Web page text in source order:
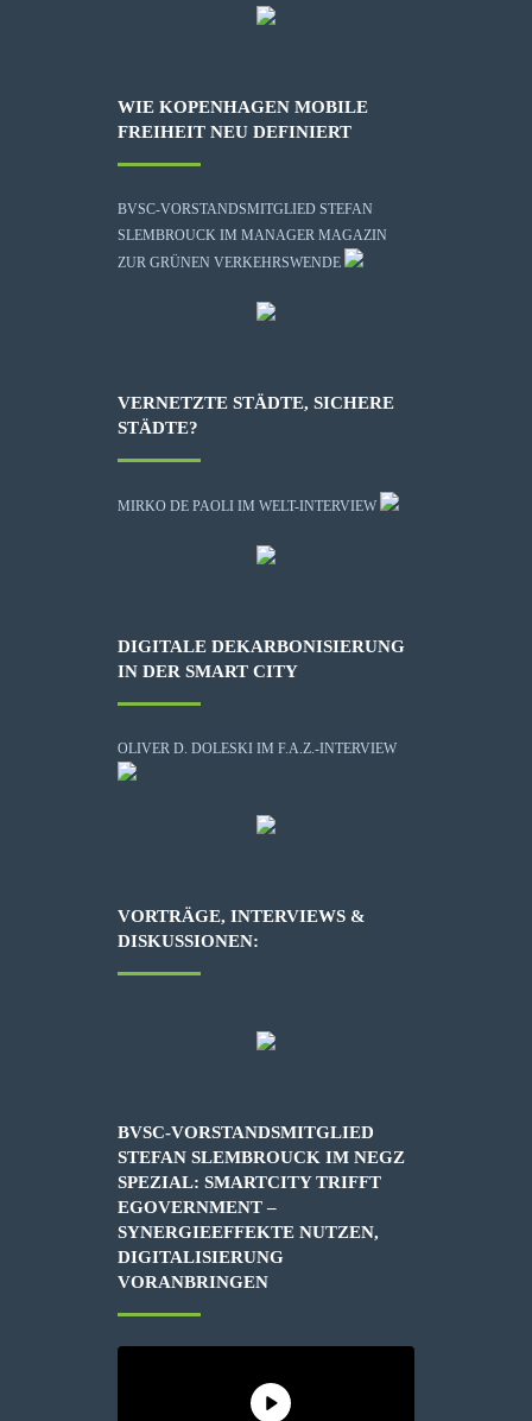
WIE KOPENHAGEN MOBILE
FREIHEIT NEU DEFINIERT
BVSC-VORSTANDSMITGLIED STEFAN
SLEMBROUCK IM MANAGER MAGAZIN
ZUR GRÜNEN VERKEHRSWENDE
VERNETZTE STÄDTE, SICHERE
STÄDTE?
MIRKO DE PAOLI IM WELT-INTERVIEW
DIGITALE DEKARBONISIERUNG
IN DER SMART CITY
OLIVER D. DOLESKI IM F.A.Z.-INTERVIEW
VORTRÄGE, INTERVIEWS &
DISKUSSIONEN:
BVSC-VORSTANDSMITGLIED
STEFAN SLEMBROUCK IM NEGZ
SPEZIAL: SMARTCITY TRIFFT
EGOVERNMENT –
SYNERGIEEFFEKTE NUTZEN,
DIGITALISIERUNG
VORANBRINGEN